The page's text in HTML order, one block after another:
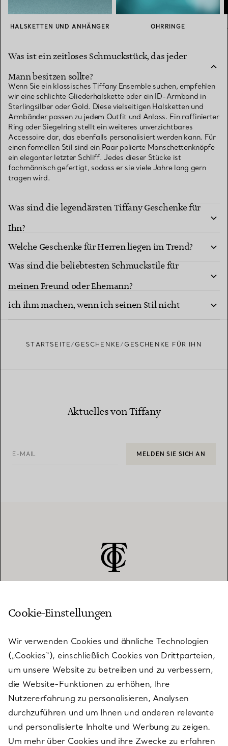
HALSKETTEN UND ANHÄNGER OHRRINGE
Was ist ein zeitloses Schmuckstück, das jeder
Mann besitzen sollte?
Wenn Sie ein klassisches Tiffany Ensemble suchen, empfehlen
wir eine schlichte Gliederhalskette oder ein ID-Armband in
Sterlingsilber oder Gold. Diese vielseitigen Halsketten und
Armbänder passen zu jedem Outfit und Anlass. Ein raffinierter
Ring oder Siegelring stellt ein weiteres unverzichtbares
Accessoire dar, das ebenfalls personalisiert werden kann. Für
einen formellen Stil sind ein Paar polierte Manschettenknöpfe
ein eleganter letzter Schliff. Jedes dieser Stücke ist
fachmännisch gefertigt, sodass er sie viele Jahre lang gern
tragen wird.
Was sind die legendärsten Tiffany Geschenke für
Ihn?
Welche Geschenke für Herren liegen im Trend?
Was sind die beliebtesten Schmuckstile für
meinen Freund oder Ehemann?
Welches besondere Schmuckgeschenk könnte
ich ihm machen, wenn ich seinen Stil nicht
STARTSEITE GESCHENKE GESCHENKE FÜR IHN
Aktuelles von Tiffany
E-MAIL MELDEN SIE SICH AN
KUNDENSERVICE
SERVICES
ÜBER TIFFANY & CO.
RECHTLICHE HINWEISE
Cookie-Einstellungen
Wir verwenden Cookies und ähnliche Technologien
(„Cookies“), einschließlich Cookies von Drittparteien,
um unsere Website zu betreiben und zu verbessern,
die Website-Funktionen zu erhöhen, Ihre
Nutzererfahrung zu personalisieren, Analysen
durchzuführen und um Ihnen und anderen relevante
und personalisierte Inhalte und Werbung zu zeigen.
Um mehr über Cookies und ihre Zwecke zu erfahren